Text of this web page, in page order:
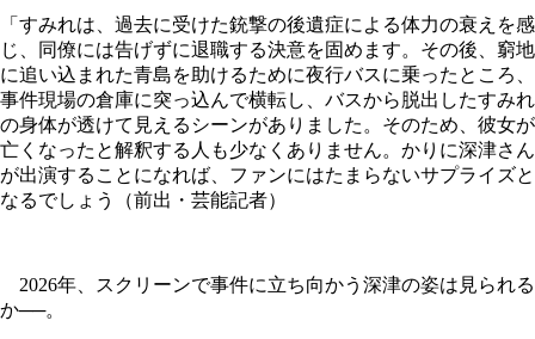
「すみれは、過去に受けた銃撃の後遺症による体力の衰えを感
じ、同僚には告げずに退職する決意を固めます。その後、窮地
に追い込まれた青島を助けるために夜行バスに乗ったところ、
事件現場の倉庫に突っ込んで横転し、バスから脱出したすみれ
の身体が透けて見えるシーンがありました。そのため、彼女が
亡くなったと解釈する人も少なくありません。かりに深津さん
が出演することになれば、ファンにはたまらないサプライズと
なるでしょう（前出・芸能記者）
2026年、スクリーンで事件に立ち向かう深津の姿は見られる
か──。